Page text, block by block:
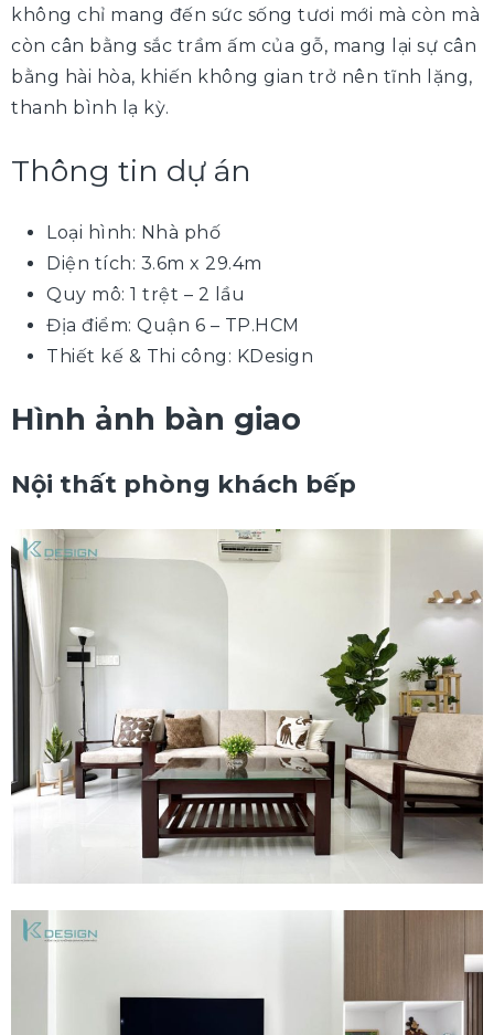
không chỉ mang đến sức sống tươi mới mà còn mà
còn cân bằng sắc trầm ấm của gỗ, mang lại sự cân
bằng hài hòa, khiến không gian trở nên tĩnh lặng,
thanh bình lạ kỳ.
Thông tin dự án
Loại hình: Nhà phố
Diện tích: 3.6m x 29.4m
Quy mô: 1 trệt – 2 lầu
Địa điểm: Quận 6 – TP.HCM
Thiết kế & Thi công: KDesign
Hình ảnh bàn giao
Nội thất phòng khách bếp